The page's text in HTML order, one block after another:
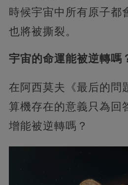
時候宇宙中所有原子都
也將被撕裂。
宇宙的命運能被逆轉嗎
在阿西莫夫《最后的問
算機存在的意義只為回
增能被逆轉嗎？